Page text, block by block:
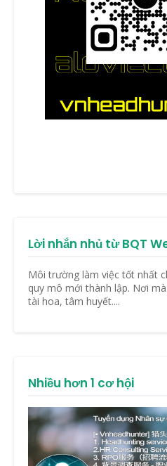
Lời nhắn nhủ từ BQT
Môi trường làm việc tốt nhất
quy mô mới thành lập. Nơi
tài hoa, tâm huyết....
Nhiều hơn 1 cơ hội